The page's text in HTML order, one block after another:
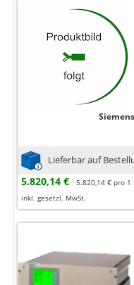
Lieferbar auf
5.820,14 €
5.820,14 € pro 1
inkl. gesetzl. MwSt.